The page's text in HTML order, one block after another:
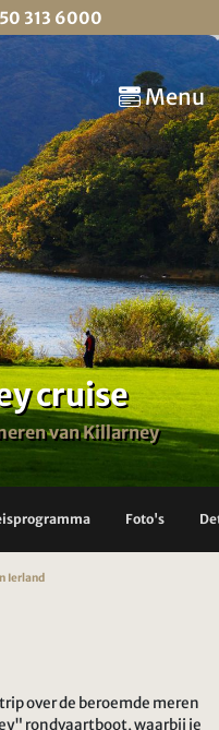
313 6000
Menu
cruise
van Killarney
Foto's
Ierland
over de beroemde meren
rondvaartboot, waarbij je